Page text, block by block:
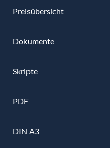
Preisübersicht
Dokumente
Skripte
PDF
DIN A3